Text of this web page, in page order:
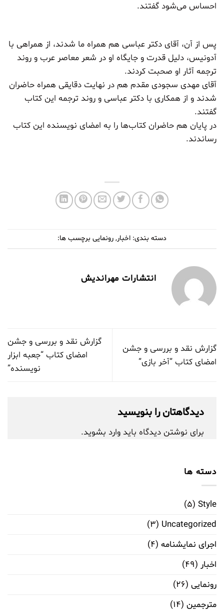
احساس می‌شود گفتند.
پس از آن، آقای دکتر عباسی هم همراه ما شدند، از همراهی با
آدونیس، دلیل قدرت و جایگاه او در شعر معاصر عرب و روند
ترجمه آثار او صحبت کردند.
آقای مهدی سجودی مقدم هم در نهایت دقایقی همراه حاضران
شدند و از همکاری با دکتر عباسی و روند ترجمه این کتاب
گفتند.
در پایان هم حاضران کتاب‌ها را به امضای نویسنده این کتاب
رساندند.
دسته بندی: اخبار, رونمایی برچسب ها:
انتشارات مهراندیش
گزارش نقد و بررسی و جشن
امضای کتاب ”آخر بازی”
گزارش نقد و بررسی و جشن
امضای کتاب “جعبه ابزار
نویسنده”
دیدگاهتان را بنویسید
برای نوشتن دیدگاه باید وارد بشوید.
دسته ها
Style (۵)
Uncategorized (۳)
اجرای نمایشنامه (۴)
اخبار (۴۹)
رونمایی (۲۶)
مترجمین (۱۴)